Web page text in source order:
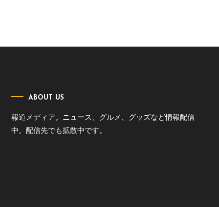
ABOUT US
報道メディア。ニュース、グルメ、グッズなど情報配信
中。配信先でも拡散中です。